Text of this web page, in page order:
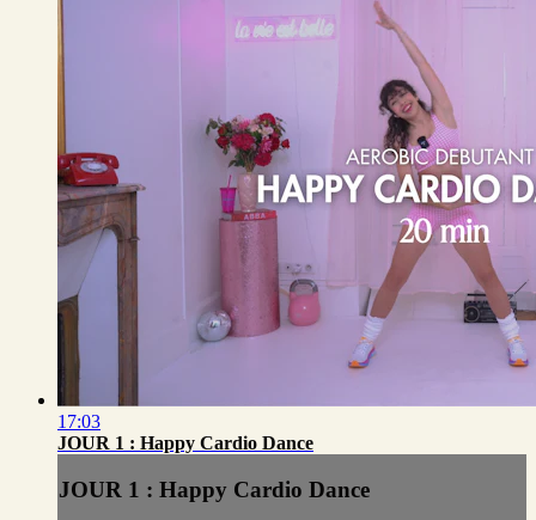
17:03
JOUR 1 : Happy Cardio Dance
JOUR 1 : Happy Cardio Dance